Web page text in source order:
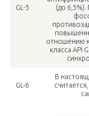
GL-5
(до
отношению
класса API
GL-6
В